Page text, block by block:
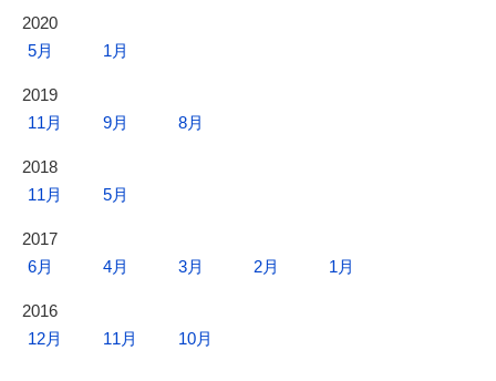
ー
シ
ン
2020
5月
1月
2019
11月
9月 8月
2018
11月
5月
2017
6月
4月 3月 2月 1月
2016
12月
11月 10月